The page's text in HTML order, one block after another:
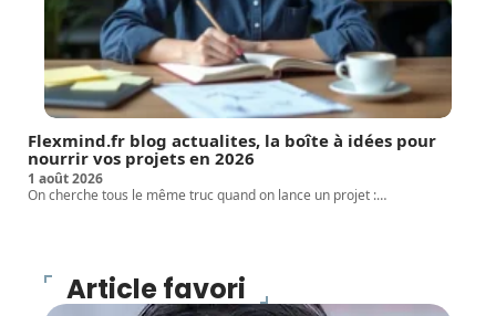
Flexmind.fr blog actualites, la boîte à idées pour
nourrir vos projets en 2026
1 août 2026
On cherche tous le même truc quand on lance un projet :…
Article favori